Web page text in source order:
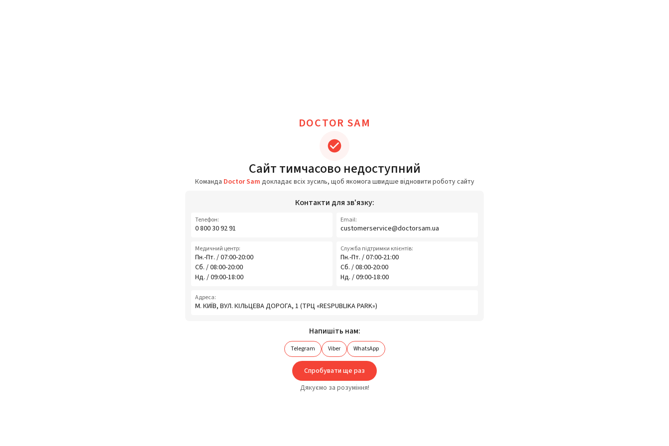
DOCTOR SAM
Сайт тимчасово недоступний
Команда Doctor Sam докладає всіх зусиль, щоб якомога швидше відновити роботу сайту
Контакти для зв'язку:
Телефон:
0 800 30 92 91
Email:
customerservice@doctorsam.ua
Медичний центр:
Пн.-Пт. / 07:00-20:00
Сб. / 08:00-20:00
Нд. / 09:00-18:00
Служба підтримки клієнтів:
Пн.-Пт. / 07:00-21:00
Сб. / 08:00-20:00
Нд. / 09:00-18:00
Адреса:
М. КИЇВ, ВУЛ. КІЛЬЦЕВА ДОРОГА, 1 (ТРЦ «RESPUBLIKA PARK»)
Напишіть нам:
Telegram Viber WhatsApp
Спробувати ще раз
Дякуємо за розуміння!